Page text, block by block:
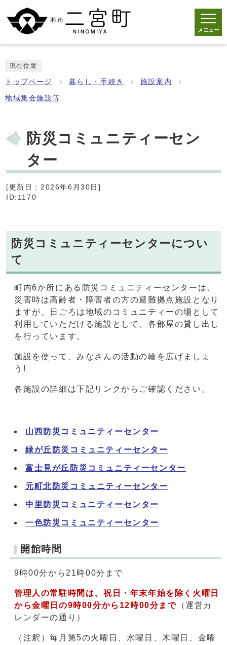
メニュー
現在位置
トップページ 暮らし・手続き 施設案内
地域集会施設等
防災コミュニティーセン
ター
[更新日：2026年6月30日]
ID:1170
防災コミュニティーセンターについ
て
町内6か所にある防災コミュニティーセンターは、
災害時は高齢者・障害者の方の避難拠点施設となり
ますが、日ごろは地域のコミュニティーの場として
利用していただける施設として、各部屋の貸し出し
を行っています。
施設を使って、みなさんの活動の輪を広げましょ
う!
各施設の詳細は下記リンクからご確認ください。
山西防災コミュニティーセンター
緑が丘防災コミュニティーセンター
富士見が丘防災コミュニティーセンター
元町北防災コミュニティーセンター
中里防災コミュニティーセンター
一色防災コミュニティーセンター
開館時間
9時00分から21時00分まで
管理人の常駐時間は、祝日・年末年始を除く火曜日
から金曜日の9時00分から12時00分まで （運営カ
レンダーの通り）
（注釈）毎月第5の火曜日、水曜日、木曜日、金曜